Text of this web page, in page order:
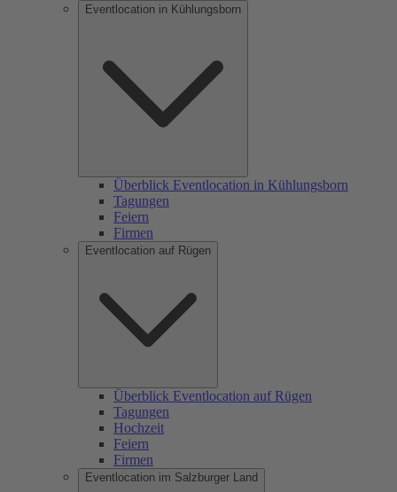
Eventlocation in Kühlungsborn
Überblick Eventlocation in Kühlungsborn
Tagungen
Feiern
Firmen
Eventlocation auf Rügen
Überblick Eventlocation auf Rügen
Tagungen
Hochzeit
Feiern
Firmen
Eventlocation im Salzburger Land